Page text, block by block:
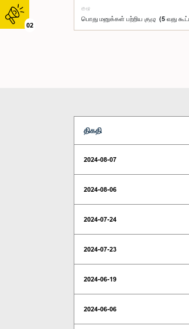
02
குழு
திகதி
2024-08-07
2024-08-06
2024-07-24
2024-07-23
2024-06-19
2024-06-06